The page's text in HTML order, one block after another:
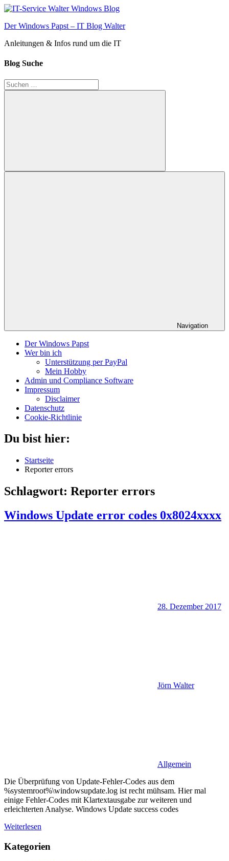
Zum
springen
Der Windows Papst – IT Blog Walter
Anleitungen & Infos rund um die IT
Blog Suche
Suchen
nach:
Suchen
Navigation
Der Windows Papst
Wer bin ich
Unterstützung per PayPal
Mein Hobby
Admin und Compliance Software
Impressum
Disclaimer
Datenschutz
Cookie-Richtlinie
Du bist hier:
Startseite
Reporter errors
Schlagwort: Reporter errors
Windows Update error codes 0x8024xxxx
28. Dezember 2017
Jörn Walter
Allgemein
Die Überprüfung von Update-Fehler-Codes aus dem
%systemroot%\windowsupdate.log ist recht mühsam. Hier mal
einige Fehler-Codes mit Klartextausgabe zur weiteren und
erleichterten Analyse. Windows Update success codes
Weiterlesen
Kategorien